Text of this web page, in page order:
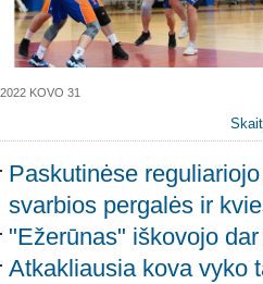
2022 KOVO 31
Paskutinėse
svarbios pergalės ir
"Ežerūnas" iškovojo
Atkakliausia kova vyko